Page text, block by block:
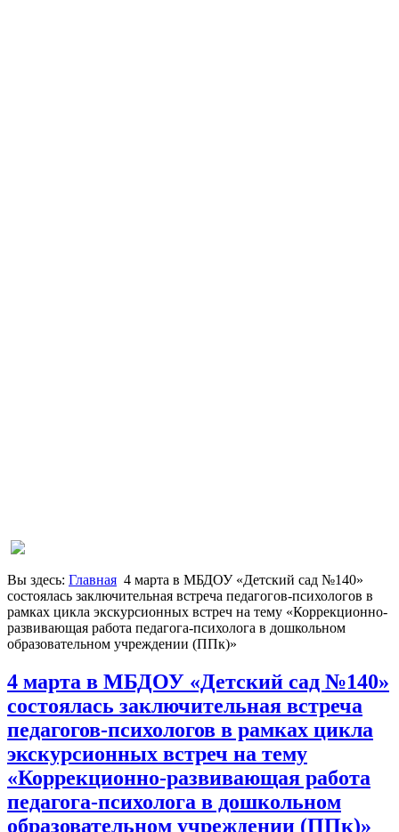
Вы здесь: Главная 4 марта в МБДОУ «Детский сад №140»
состоялась заключительная встреча педагогов-психологов в
рамках цикла экскурсионных встреч на тему «Коррекционно-
развивающая работа педагога-психолога в дошкольном
образовательном учреждении (ППк)»
4 марта в МБДОУ «Детский сад №140»
состоялась заключительная встреча
педагогов-психологов в рамках цикла
экскурсионных встреч на тему
«Коррекционно-развивающая работа
педагога-психолога в дошкольном
образовательном учреждении (ППк)»